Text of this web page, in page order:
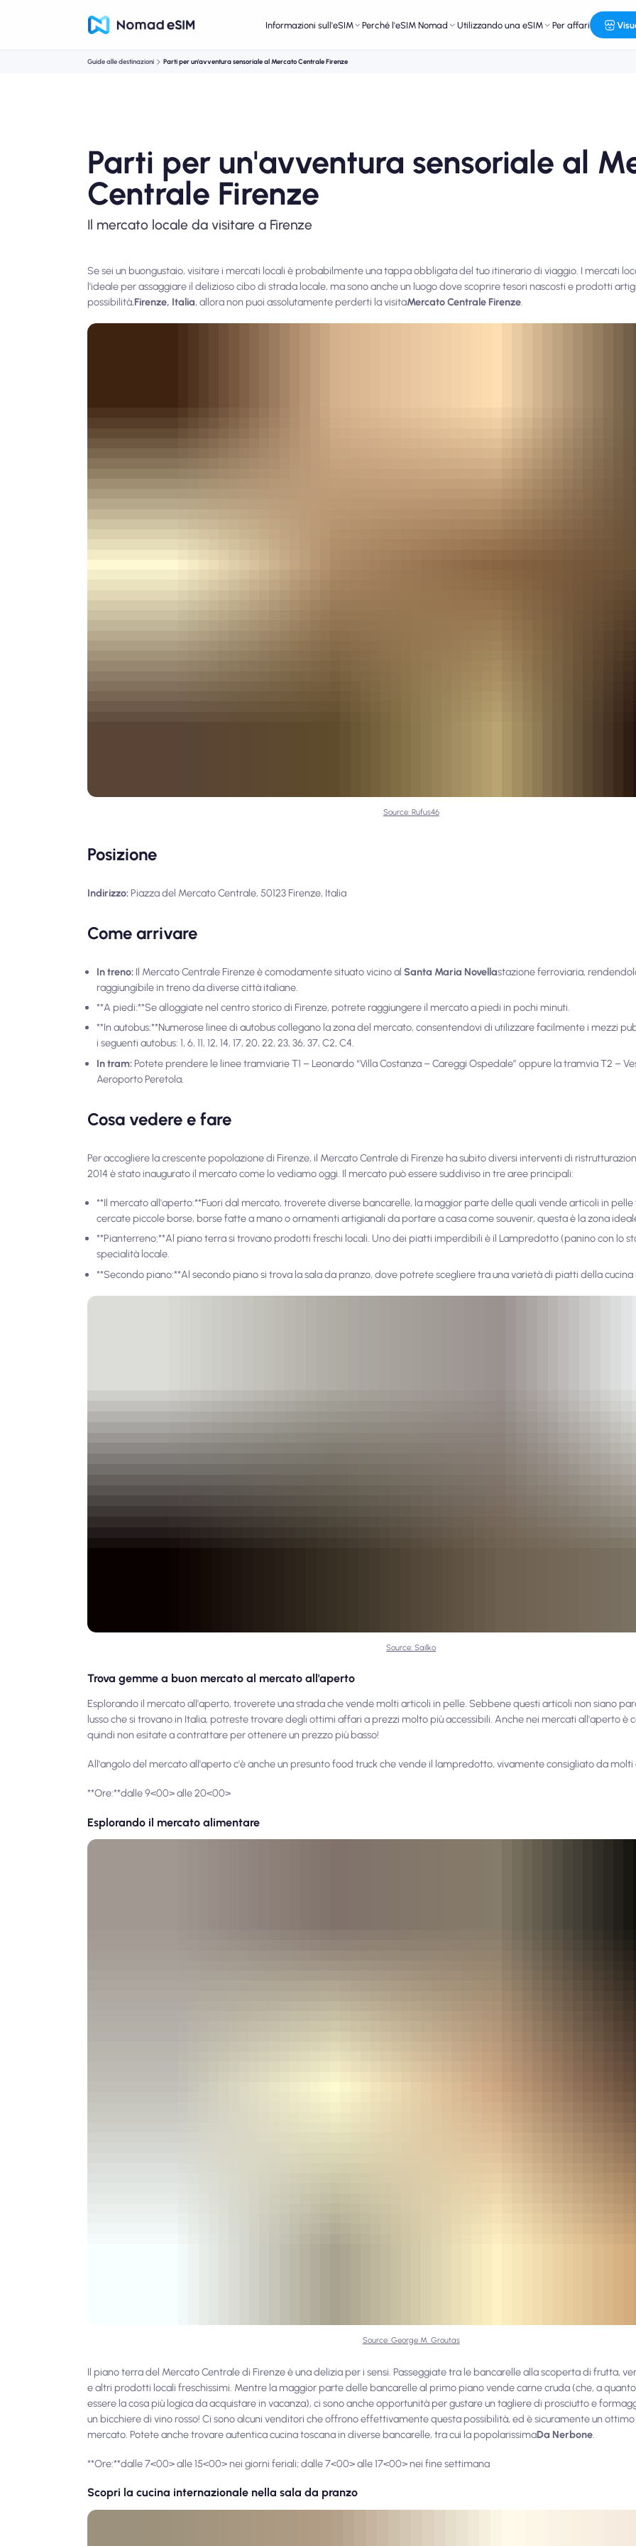
Informazioni sull'eSIM Perché l'eSIM Nomad Utilizzando una eSIM Per affari
Guide alle destinazioni Parti per un'avventura sensoriale al Mercato Centrale Firenze
Parti per un'avventura sensoriale al
Centrale Firenze
Il mercato locale da visitare a Firenze
Se sei un buongustaio, visitare i mercati locali è probabilmente una tappa obbligata del tuo itinerario di viaggio. I mercati
l'ideale per assaggiare il delizioso cibo di strada locale, ma sono anche un luogo dove scoprire tesori nascosti e prodotti
possibilità,Firenze, Italia, allora non puoi assolutamente perderti la visitaMercato Centrale Firenze.
Source: Rufus46
Posizione
Indirizzo: Piazza del Mercato Centrale, 50123 Firenze, Italia
Come arrivare
In treno: Il Mercato Centrale Firenze è comodamente situato vicino al Santa Maria Novellastazione ferroviaria,
raggiungibile in treno da diverse città italiane.
**A piedi:**Se alloggiate nel centro storico di Firenze, potrete raggiungere il mercato a piedi in pochi minuti.
**In autobus:**Numerose linee di autobus collegano la zona del mercato, consentendovi di utilizzare facilmente i mezzi
i seguenti autobus: 1, 6, 11, 12, 14, 17, 20, 22, 23, 36, 37, C2, C4.
In tram: Potete prendere le linee tramviarie T1 – Leonardo “Villa Costanza – Careggi Ospedale” oppure la tramvia T2 –
Aeroporto Peretola.
Cosa vedere e fare
Per accogliere la crescente popolazione di Firenze, il Mercato Centrale di Firenze ha subito diversi interventi di
2014 è stato inaugurato il mercato come lo vediamo oggi. Il mercato può essere suddiviso in tre aree principali:
**Il mercato all'aperto:**Fuori dal mercato, troverete diverse bancarelle, la maggior parte delle quali vende articoli in
cercate piccole borse, borse fatte a mano o ornamenti artigianali da portare a casa come souvenir, questa è la zona
**Pianterreno:**Al piano terra si trovano prodotti freschi locali. Uno dei piatti imperdibili è il Lampredotto (panino con lo
specialità locale.
**Secondo piano:**Al secondo piano si trova la sala da pranzo, dove potrete scegliere tra una varietà di piatti della cucina
Source: Sailko
Trova gemme a buon mercato al mercato all'aperto
Esplorando il mercato all'aperto, troverete una strada che vende molti articoli in pelle. Sebbene questi articoli non siano
lusso che si trovano in Italia, potreste trovare degli ottimi affari a prezzi molto più accessibili. Anche nei mercati all'aperto è
quindi non esitate a contrattare per ottenere un prezzo più basso!
All'angolo del mercato all'aperto c'è anche un presunto food truck che vende il lampredotto, vivamente consigliato da molti
**Ore:**dalle 9<00> alle 20<00>
Esplorando il mercato alimentare
Source: George M. Groutas
Il piano terra del Mercato Centrale di Firenze è una delizia per i sensi. Passeggiate tra le bancarelle alla scoperta di frutta,
e altri prodotti locali freschissimi. Mentre la maggior parte delle bancarelle al primo piano vende carne cruda (che, a
essere la cosa più logica da acquistare in vacanza), ci sono anche opportunità per gustare un tagliere di prosciutto e
un bicchiere di vino rosso! Ci sono alcuni venditori che offrono effettivamente questa possibilità, ed è sicuramente un
mercato. Potete anche trovare autentica cucina toscana in diverse bancarelle, tra cui la popolarissimaDa Nerbone.
**Ore:**dalle 7<00> alle 15<00> nei giorni feriali; dalle 7<00> alle 17<00> nei fine settimana
Scopri la cucina internazionale nella sala da pranzo